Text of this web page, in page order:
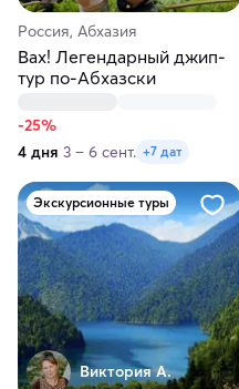
Россия, Абхазия
Вах! Легендарный джип-
тур по-Абхазски
-25%
4 дня 3 – 6 сент. +7 дат
Экскурсионные туры
Виктория А.